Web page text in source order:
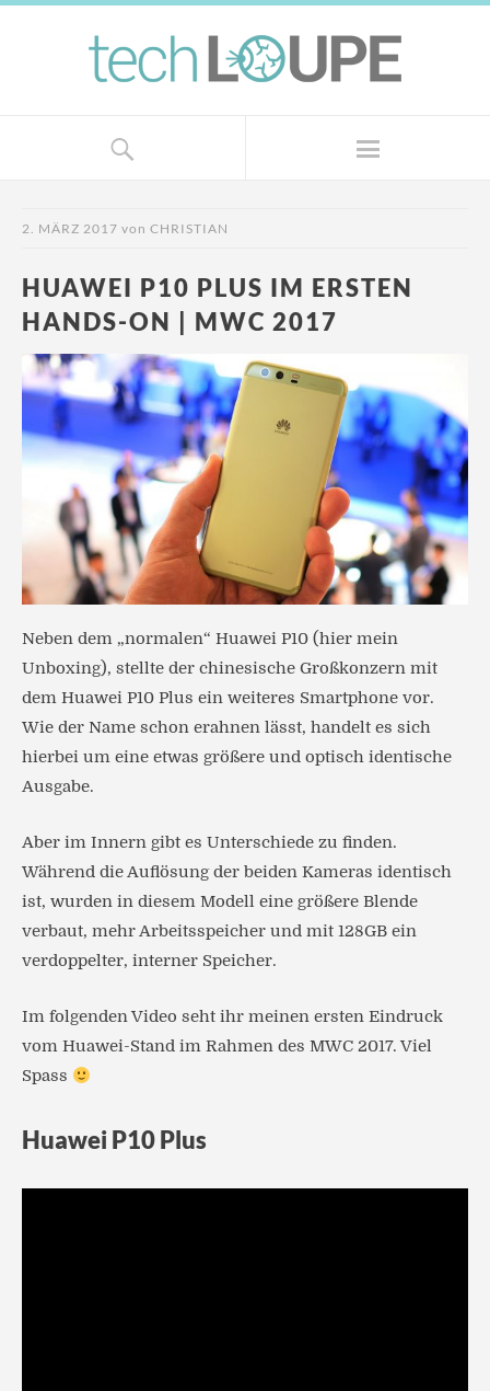
2. MÄRZ 2017 von CHRISTIAN
HUAWEI P10 PLUS IM ERSTEN
HANDS-ON | MWC 2017
Neben dem „normalen“ Huawei P10 (hier mein
Unboxing), stellte der chinesische Großkonzern mit
dem Huawei P10 Plus ein weiteres Smartphone vor.
Wie der Name schon erahnen lässt, handelt es sich
hierbei um eine etwas größere und optisch identische
Ausgabe.
Aber im Innern gibt es Unterschiede zu finden.
Während die Auflösung der beiden Kameras identisch
ist, wurden in diesem Modell eine größere Blende
verbaut, mehr Arbeitsspeicher und mit 128GB ein
verdoppelter, interner Speicher.
Im folgenden Video seht ihr meinen ersten Eindruck
vom Huawei-Stand im Rahmen des MWC 2017. Viel
Spass
Huawei P10 Plus